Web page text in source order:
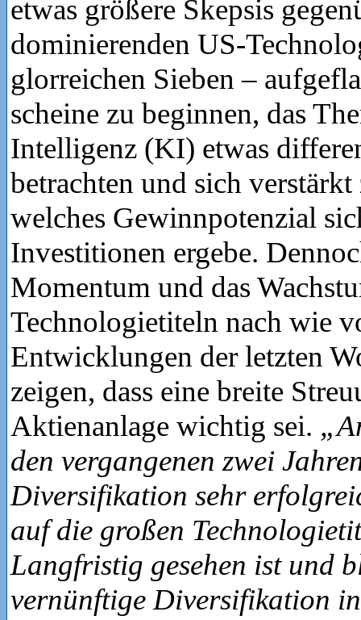
etwas größere Skepsis
dominierenden US-
glorreichen Sieben –
scheine zu beginnen, das
Intelligenz (KI) etwas
betrachten und sich
welches Gewinnpotenzial
Investitionen ergebe.
Momentum und das
Technologietiteln nach wie
Entwicklungen der letzten
zeigen, dass eine breite
Aktienanlage wichtig sei.
den vergangenen zwei
Diversifikation sehr
auf die großen
Langfristig gesehen ist und
vernünftige Diversifikation